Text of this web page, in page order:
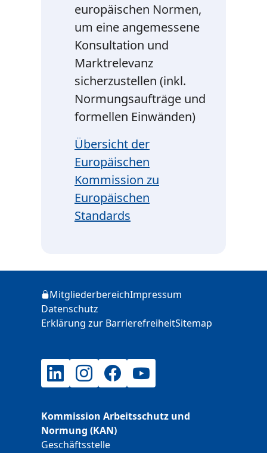
europäischen Normen,
um eine angemessene
Konsultation und
Marktrelevanz
sicherzustellen (inkl.
Normungsaufträge und
formellen Einwänden)
Übersicht der
Europäischen
Kommission zu
Europäischen
Standards
Login
MitgliederbereichImpressum
Datenschutz
Erklärung zur BarrierefreiheitSitemap
LinkedInInstagramFacebookYouTube
Kommission Arbeitsschutz und
Normung (KAN)
Geschäftsstelle